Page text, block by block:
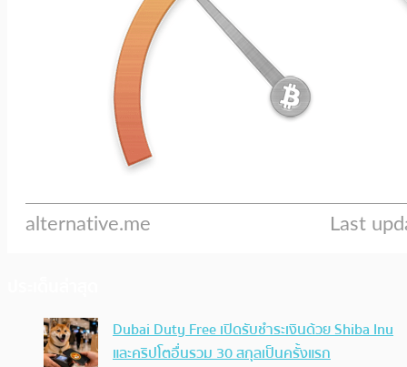
Dubai Duty Free เปิดรับชำระเงินด้วย Shiba Inu
และคริปโตอื่นรวม 30 สกุลเป็นครั้งแรก